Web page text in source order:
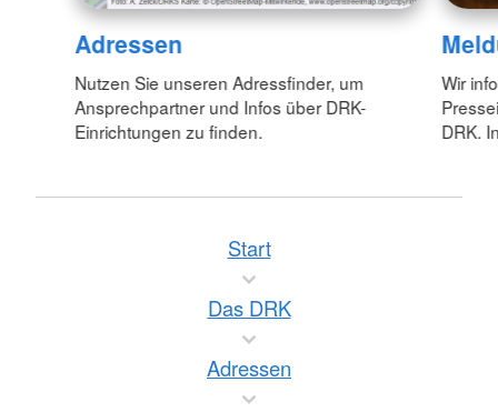
Adressen
Nutzen Sie unseren Adressfinder, um
Ansprechpartner und Infos über DRK-
Einrichtungen zu finden.
Wir
DRK.
Start
Das DRK
Adressen